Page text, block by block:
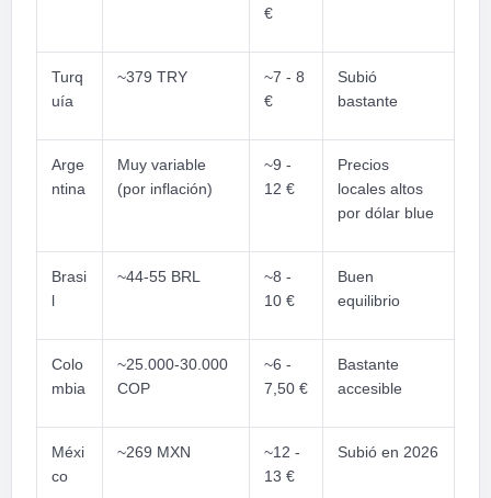
€
Turq
uía
~379 TRY
~7 - 8
€
Subió
bastante
Arge
ntina
Muy variable
(por inflación)
~9 -
12 €
Precios
locales altos
por dólar blue
Brasi
l
~44-55 BRL
~8 -
10 €
Buen
equilibrio
Colo
mbia
~25.000-30.000
COP
~6 -
7,50 €
Bastante
accesible
Méxi
co
~269 MXN
~12 -
13 €
Subió en 2026